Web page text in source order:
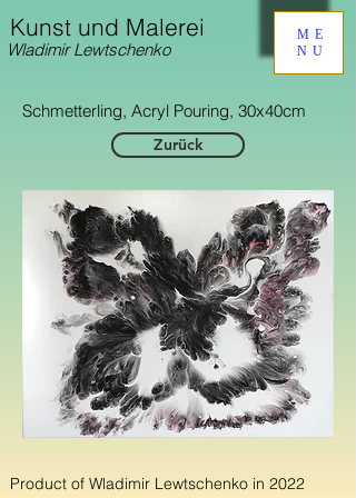
Wladimir Lewtschenko
Kunst und Malerei
ME
NU
Schmetterling, Acryl Pouring, 30x40cm
Zurück
Product of Wladimir Lewtschenko in 2022